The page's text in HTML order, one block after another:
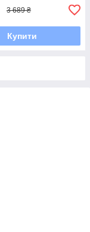
3 689 ₴
Купити